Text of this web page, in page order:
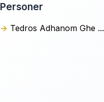
Personer
Tedros Adhanom Ghe ...